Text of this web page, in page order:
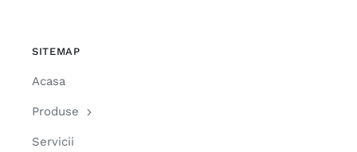
SITEMAP
Acasa
Produse
Servicii